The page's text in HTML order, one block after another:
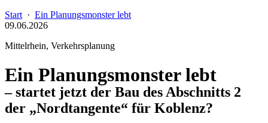
Start · Ein Planungsmonster lebt
09.06.2026
Mittelrhein, Verkehrsplanung
Ein Planungsmonster lebt
– startet jetzt der Bau des Abschnitts 2
der „Nordtangente“ für Koblenz?